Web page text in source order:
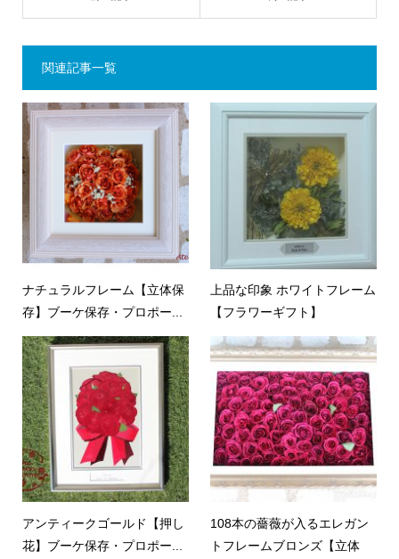
関連記事一覧
ナチュラルフレーム【立体保
存】ブーケ保存・プロポー...
上品な印象 ホワイトフレーム
【フラワーギフト】
アンティークゴールド【押し
花】ブーケ保存・プロポー...
108本の薔薇が入るエレガン
トフレームブロンズ【立体